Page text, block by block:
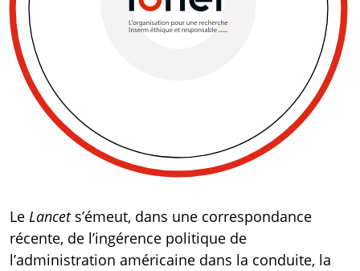
Le Lancets’émeut, dans une correspondance
récente, de l’ingérence politique de
l’administration américaine dans la conduite, la